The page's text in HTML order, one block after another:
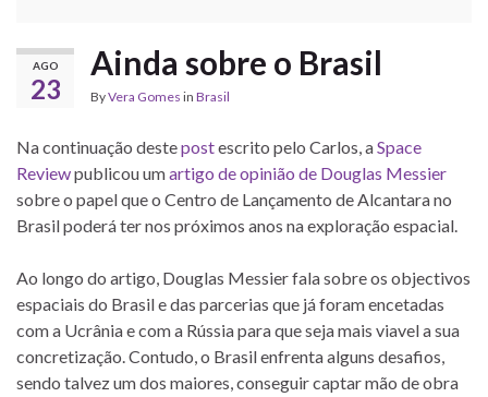
AGO
23
Ainda sobre o Brasil
ByVera Gomes in Brasil
Na continuação destepostescrito pelo Carlos, aSpace
Reviewpublicou umartigo de opinião de Douglas Messier
sobre o papel que o Centro de Lançamento de Alcantara no
Brasil poderá ter nos próximos anos na exploração espacial.
Ao longo do artigo, Douglas Messier fala sobre os objectivos
espaciais do Brasil e das parcerias que já foram encetadas
com a Ucrânia e com a Rússia para que seja mais viavel a sua
concretização. Contudo, o Brasil enfrenta alguns desafios,
sendo talvez um dos maiores, conseguir captar mão de obra